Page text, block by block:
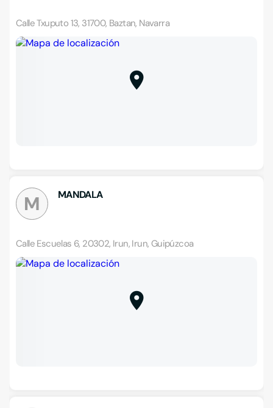
Calle Txuputo 13, 31700, Baztan, Navarra
M MANDALA
Calle Escuelas 6, 20302, Irun, Irun, Guipúzcoa